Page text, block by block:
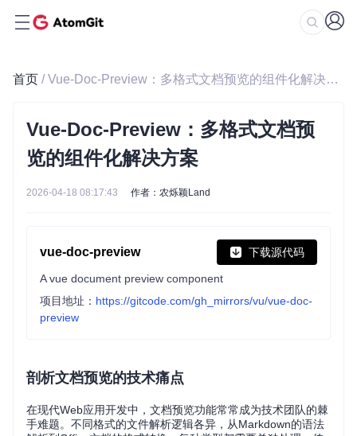
首页 / Vue-Doc-Preview：多格式文档预览的组件化解决方案
Vue-Doc-Preview：多格式文档预
览的组件化解决方案
2026-04-18 08:17:43 作者：农烁颖Land
vue-doc-preview 下载源代码
A vue document preview component
项目地址： https://gitcode.com/gh_mirrors/vu/vue-doc-
preview
剖析文档预览的技术痛点
在现代Web应用开发中，文档预览功能常常成为技术团队的棘
手难题。不同格式的文件解析逻辑各异，从Markdown的语法